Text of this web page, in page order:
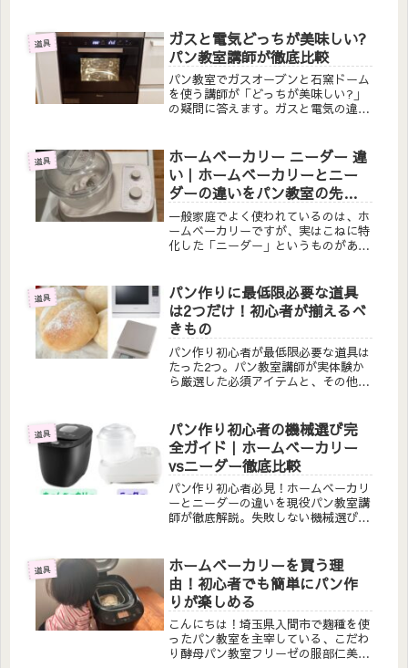
生徒さんの声も紹介。
道具
ガスと電気どっちが美味しい?
パン教室講師が徹底比較
パン教室でガスオーブンと石窯ドーム
を使う講師が「どっちが美味しい?」
の疑問に答えます。ガスと電気の違
気オーブンでも美味しく焼けます。
道具
ホームベーカリー ニーダー 違
い｜ホームベーカリーとニー
ダーの違いをパン教室の先生
が徹底解説
一般家庭でよく使われているのは、ホ
ームベーカリーですが、実はこねに特
化した「ニーダー」というものがある
＾；「これなんですか〜？」ってよく
聞かれます。そりゃそうですよ＾＾；
ニー...
道具
パン作りに最低限必要な道具
は2つだけ！初心者が揃えるべ
きもの
パン作り初心者が最低限必要な道具は
たった2つ。パン教室講師が実体験か
ら厳選した必須アイテムと、その他の
す。
道具
パン作り初心者の機械選び完
全ガイド｜ホームベーカリー
vsニーダー徹底比較
パン作り初心者必見！ホームベーカリ
ーとニーダーの違いを現役パン教室講
師が徹底解説。失敗しない機械選びの
道具
ホームベーカリーを買う理
由！初心者でも簡単にパン作
りが楽しめる
こんにちは！埼玉県入間市で麹種を使
ったパン教室を主宰している、こだわ
り酵母パン教室フリーゼの服部仁美で